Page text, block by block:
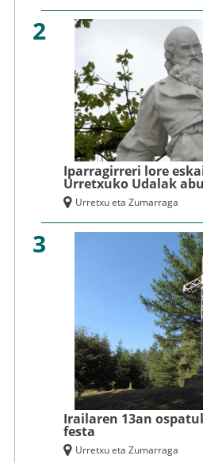
2
Iparragirreri lore
Urretxuko Udalak
Urretxu eta Zumarraga
3
Irailaren 13an
festa
Urretxu eta Zumarraga